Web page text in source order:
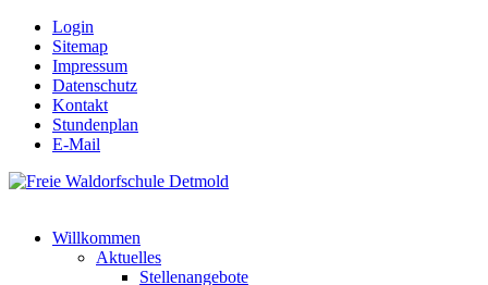
Login
Sitemap
Impressum
Datenschutz
Kontakt
Stundenplan
E-Mail
Willkommen
Aktuelles
Stellenangebote